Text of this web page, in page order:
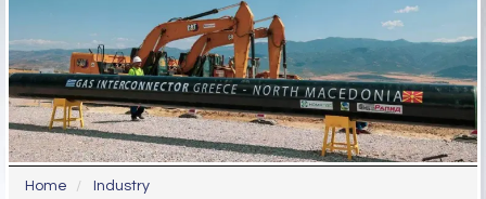
Home
Industry